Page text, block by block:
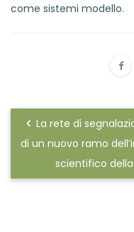
come sistemi modello.
La rete di
di un nuovo ramo
scientifico della